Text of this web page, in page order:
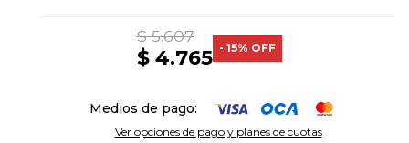
$ 4.765
$ 5.607
15
Medios de pago:
Ver opciones de pago y planes de cuotas